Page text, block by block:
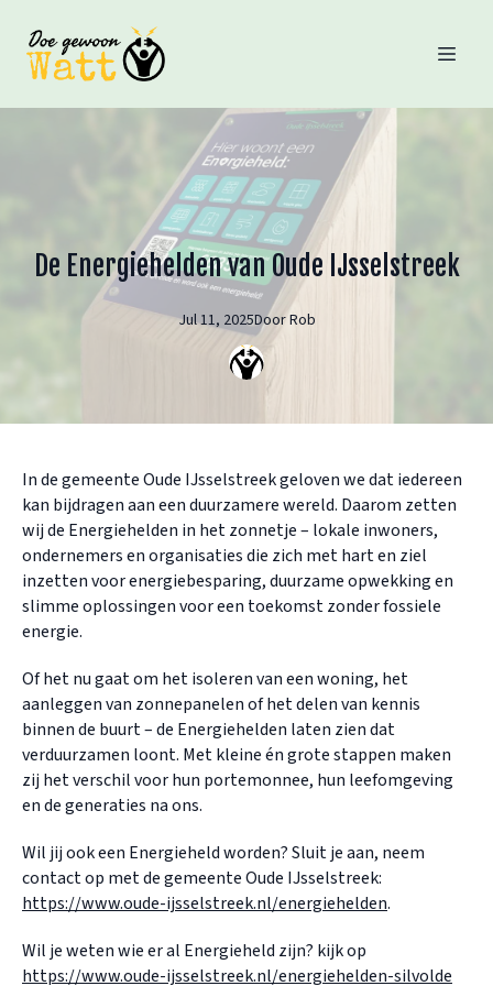
De Energiehelden van Oude IJsselstreek
Jul 11, 2025DoorRob
In de gemeente Oude IJsselstreek geloven we dat iedereen
kan bijdragen aan een duurzamere wereld. Daarom zetten
wij de Energiehelden in het zonnetje – lokale inwoners,
ondernemers en organisaties die zich met hart en ziel
inzetten voor energiebesparing, duurzame opwekking en
slimme oplossingen voor een toekomst zonder fossiele
energie.
Of het nu gaat om het isoleren van een woning, het
aanleggen van zonnepanelen of het delen van kennis
binnen de buurt – de Energiehelden laten zien dat
verduurzamen loont. Met kleine én grote stappen maken
zij het verschil voor hun portemonnee, hun leefomgeving
en de generaties na ons.
Wil jij ook een Energieheld worden? Sluit je aan, neem
contact op met de gemeente Oude IJsselstreek:
https://www.oude-ijsselstreek.nl/energiehelden.
Wil je weten wie er al Energieheld zijn? kijk op
https://www.oude-ijsselstreek.nl/energiehelden-silvolde